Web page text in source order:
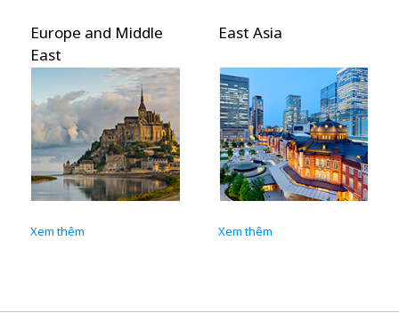
Europe and Middle
East
Xem thêm
East Asia
Xem thêm